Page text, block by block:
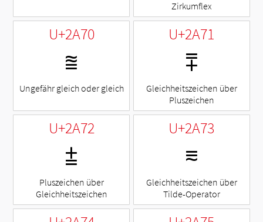
Zirkumflex
U+2A70
⩰
Ungefähr gleich oder gleich
U+2A71
⩱
Gleichheitszeichen über
Pluszeichen
U+2A72
⩲
Pluszeichen über
Gleichheitszeichen
U+2A73
⩳
Gleichheitszeichen über
Tilde-Operator